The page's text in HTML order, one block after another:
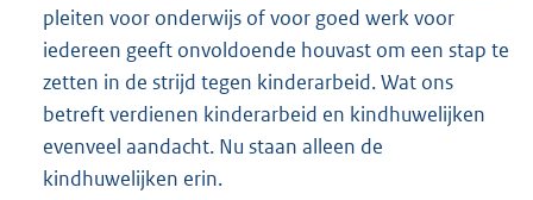
pleiten voor onderwijs of voor goed werk voor
iedereen geeft onvoldoende houvast om een stap te
zetten in de strijd tegen kinderarbeid. Wat ons
betreft verdienen kinderarbeid en kindhuwelijken
evenveel aandacht. Nu staan alleen de
kindhuwelijken erin.